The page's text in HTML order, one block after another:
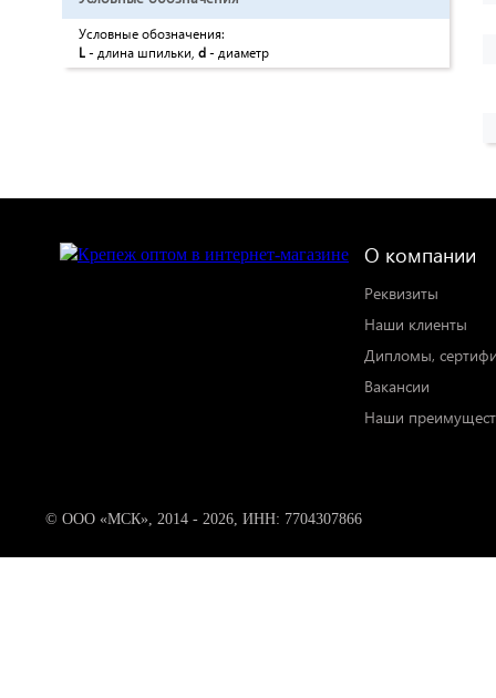
Условные обозначения:
L - длина шпильки, d - диаметр
О компании
Реквизиты
Наши клиенты
Дипломы,
Вакансии
Наши
© ООО «МСК», 2014 - 2026, ИНН: 7704307866